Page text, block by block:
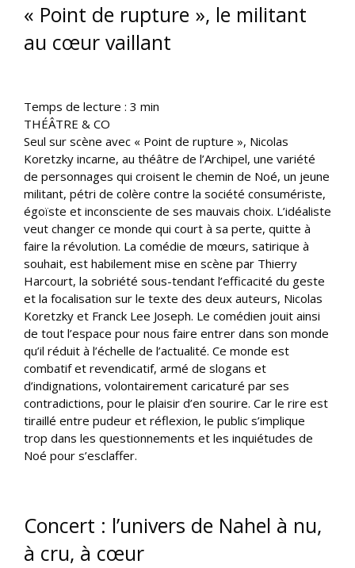
« Point de rupture », le militant
au cœur vaillant
Temps de lecture : 3 min
THÉÂTRE & CO
Seul sur scène avec « Point de rupture », Nicolas
Koretzky incarne, au théâtre de l’Archipel, une variété
de personnages qui croisent le chemin de Noé, un jeune
militant, pétri de colère contre la société consumériste,
égoïste et inconsciente de ses mauvais choix. L’idéaliste
veut changer ce monde qui court à sa perte, quitte à
faire la révolution. La comédie de mœurs, satirique à
souhait, est habilement mise en scène par Thierry
Harcourt, la sobriété sous-tendant l’efficacité du geste
et la focalisation sur le texte des deux auteurs, Nicolas
Koretzky et Franck Lee Joseph. Le comédien jouit ainsi
de tout l’espace pour nous faire entrer dans son monde
qu’il réduit à l’échelle de l’actualité. Ce monde est
combatif et revendicatif, armé de slogans et
d’indignations, volontairement caricaturé par ses
contradictions, pour le plaisir d’en sourire. Car le rire est
tiraillé entre pudeur et réflexion, le public s’implique
trop dans les questionnements et les inquiétudes de
Noé pour s’esclaffer.
Concert : l’univers de Nahel à nu,
à cru, à cœur